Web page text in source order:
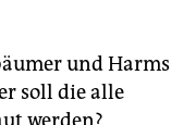
und Harms
soll die alle